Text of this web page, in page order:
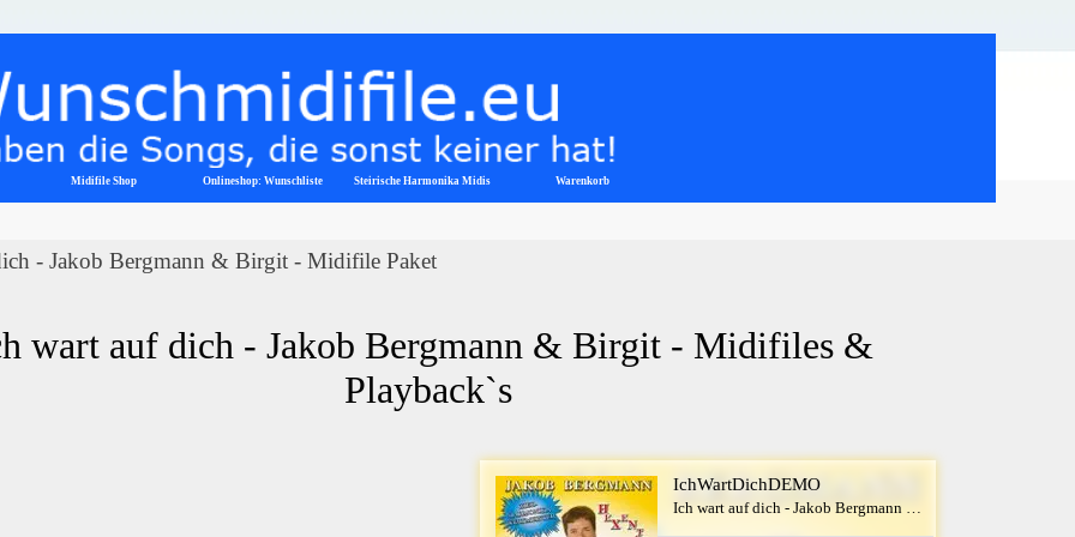
Menü überspringen
Midifile Shop ▼
Onlineshop: Wunschliste Steirische Harmonika Midis ▼
Warenkorb
- Jakob Bergmann & Birgit - Midifile Paket
wart auf dich - Jakob Bergmann & Birgit - Midifiles &
Playback`s
IchWartDichDEMO
Ich wart auf dich - Jakob Bergmann & Birgit